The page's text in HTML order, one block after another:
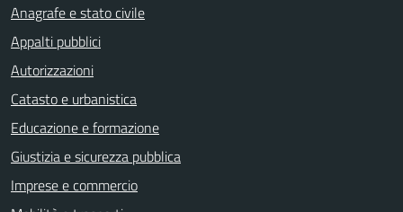
Anagrafe e stato civile
Appalti pubblici
Autorizzazioni
Catasto e urbanistica
Educazione e formazione
Giustizia e sicurezza pubblica
Imprese e commercio